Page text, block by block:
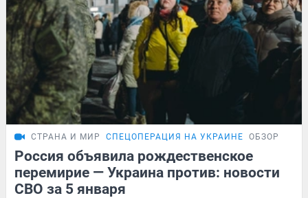
СТРАНА И МИР СПЕЦОПЕРАЦИЯ НА УКРАИНЕ ОБЗОР
Россия объявила рождественское
перемирие — Украина против: новости
СВО за 5 января